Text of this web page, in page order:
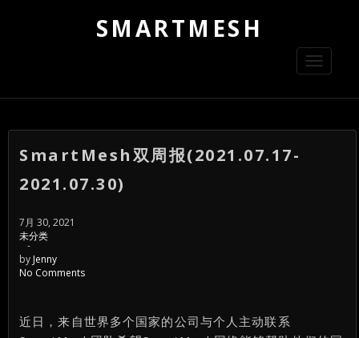
SMARTMESH
Toggle
SmartMesh双周报(2021.07.17-
2021.07.30)
7月 30, 2021
未分类
-
by Jenny
No Comments
近日，来自世界多个国家的公司与个人主动联系